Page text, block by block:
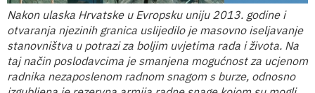
Nakon ulaska Hrvatske u Evropsku uniju 2013. godine i
otvaranja njezinih granica uslijedilo je masovno iseljavanje
stanovništva u potrazi za boljim uvjetima rada i života. Na
taj način poslodavcima je smanjena mogućnost za ucjenom
radnika nezaposlenom radnom snagom s burze, odnosno